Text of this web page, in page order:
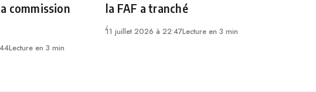
commission
Lecture en 3 min
la FAF a tranché
11 juillet 2026 à 22:47Lecture en 3 min